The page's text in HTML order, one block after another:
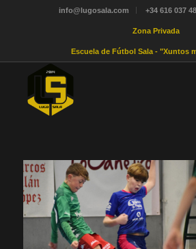
info@lugosala.com +34 616 037
Zona Privada
Escuela de Fútbol Sala - "Xuntos